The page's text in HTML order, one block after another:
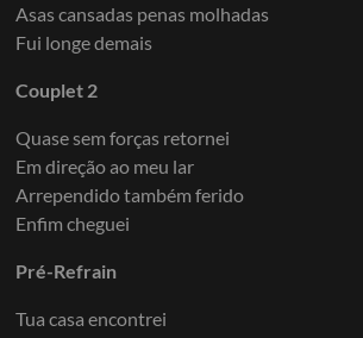
Asas cansadas penas molhadas
Fui longe demais
Couplet 2
Quase sem forças retornei
Em direção ao meu lar
Arrependido também ferido
Enfim cheguei
Pré-Refrain
Tua casa encontrei